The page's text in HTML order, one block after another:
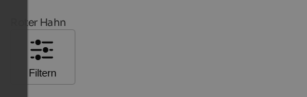
Roter Hahn
Filtern